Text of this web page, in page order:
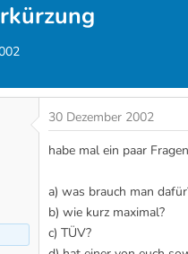
30 Dezember 2002
habe mal ein paar
a) was brauch man
b) wie kurz maximal?
c) TÜV?